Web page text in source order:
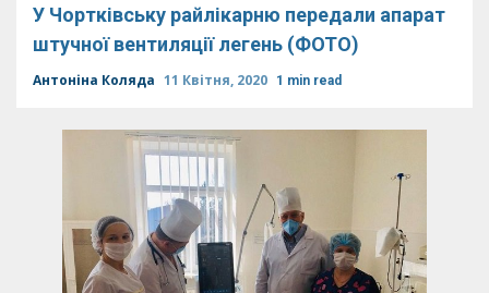
У Чортківську райлікарню передали апарат
штучної вентиляції легень (ФОТО)
Антоніна Коляда 11 Квітня, 2020 1 min read